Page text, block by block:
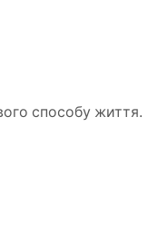
способу життя.